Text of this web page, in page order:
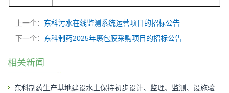
上一个： 东科污水在线监测系统运营项目的招标公告
下一个： 东科制药2025年裹包膜采购项目的招标公告
相关新闻
东科制药生产基地建设水土保持初步设计、监理、监测、设施验